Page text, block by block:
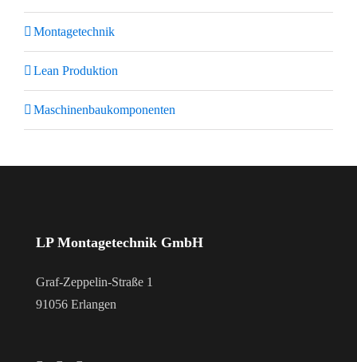
Montagetechnik
Lean Produktion
Maschinenbaukomponenten
LP Montagetechnik GmbH
Graf-Zeppelin-Straße 1
91056 Erlangen